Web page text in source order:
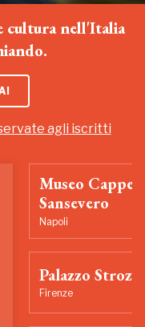
cultura nell'Italia
agli iscritti
Museo
Sansevero
Napoli
Palazzo Strozzi
Firenze